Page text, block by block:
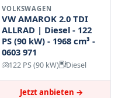
VOLKSWAGEN
VW AMAROK 2.0 TDI
ALLRAD | Diesel - 122
PS (90 kW) - 1968 cm³ -
0603 971
122 PS (90 kW) Diesel
Jetzt anbieten →